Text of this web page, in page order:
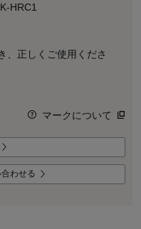
HRC1
、正しくご使用くださ
マークについて
わせる